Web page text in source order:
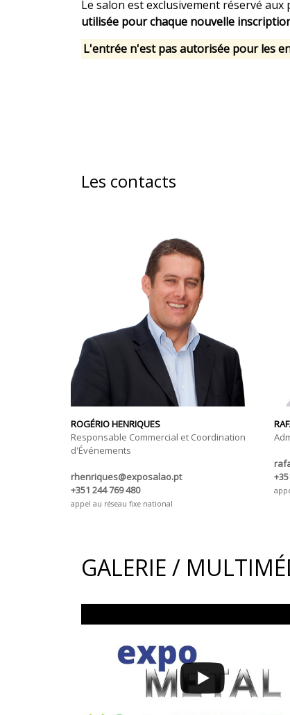
Le salon est exclusivement réservé
utilisée pour chaque nouvelle
L'entrée n'est pas autorisée pour les
Les contacts
ROGÉRIO HENRIQUES
Responsable Commercial et Coordination
d'Événements
rhenriques@exposalao.pt
+351 244 769 480
appel au réseau fixe national
GALERIE /